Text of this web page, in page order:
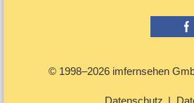
© 1998–2026 imfernsehen